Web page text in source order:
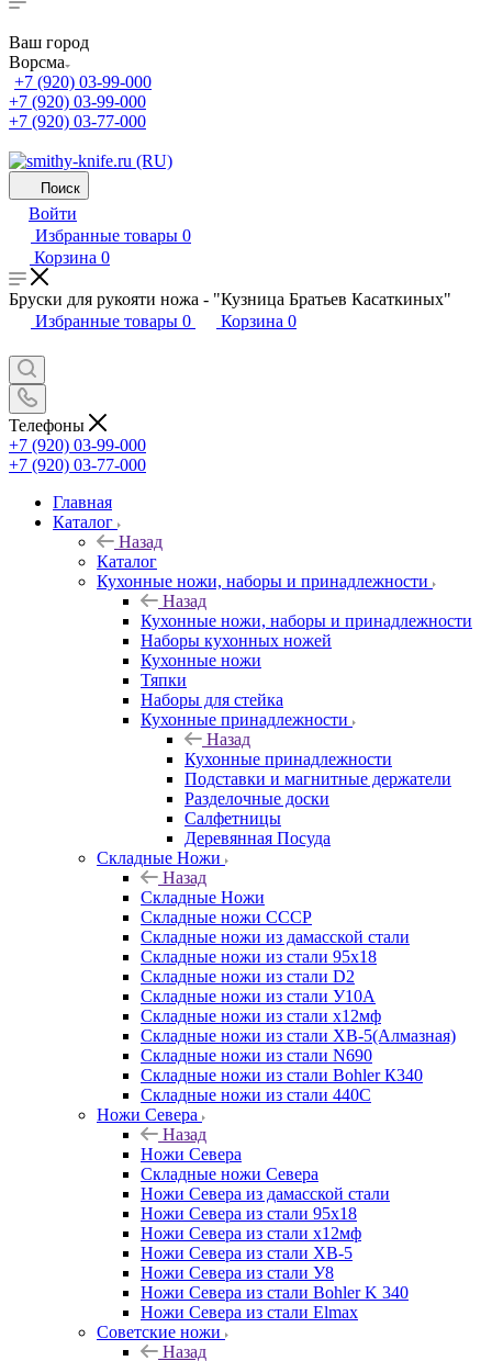
Ваш город
Ворсма
+7 (920) 03-99-000
+7 (920) 03-99-000
+7 (920) 03-77-000
Поиск
Войти
Избранные товары 0
Корзина 0
Бруски для рукояти ножа - "Кузница Братьев Касаткиных"
Избранные товары 0 Корзина 0
Телефоны
+7 (920) 03-99-000
+7 (920) 03-77-000
Главная
Каталог
Назад
Каталог
Кухонные ножи, наборы и принадлежности
Назад
Кухонные ножи, наборы и принадлежности
Наборы кухонных ножей
Кухонные ножи
Тяпки
Наборы для стейка
Кухонные принадлежности
Назад
Кухонные принадлежности
Подставки и магнитные держатели
Разделочные доски
Салфетницы
Деревянная Посуда
Складные Ножи
Назад
Складные Ножи
Cкладные ножи СССР
Складные ножи из дамасской стали
Складные ножи из стали 95х18
Складные ножи из стали D2
Складные ножи из стали У10А
Складные ножи из стали х12мф
Складные ножи из стали ХВ-5(Алмазная)
Складные ножи из стали N690
Складные ножи из стали Bohler К340
Складные ножи из стали 440С
Ножи Севера
Назад
Ножи Севера
Складные ножи Севера
Ножи Севера из дамасской стали
Ножи Севера из стали 95х18
Ножи Севера из стали х12мф
Ножи Севера из стали ХВ-5
Ножи Севера из стали У8
Ножи Севера из стали Bohler K 340
Ножи Севера из стали Elmax
Советские ножи
Назад